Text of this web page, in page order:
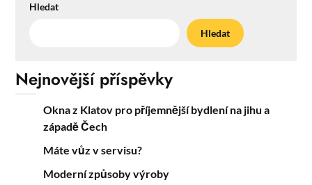
Hledat
Hledat
Nejnovější příspěvky
Okna z Klatov pro příjemnější bydlení na jihu a
západě Čech
Máte vůz v servisu?
Moderní způsoby výroby